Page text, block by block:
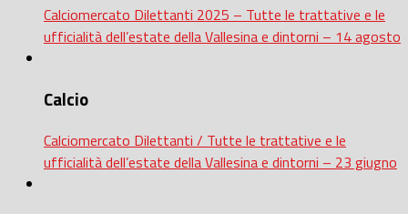
Calciomercato Dilettanti 2025 – Tutte le trattative e le
ufficialità dell’estate della Vallesina e dintorni – 14 agosto
Calcio
Calciomercato Dilettanti / Tutte le trattative e le
ufficialità dell’estate della Vallesina e dintorni – 23 giugno